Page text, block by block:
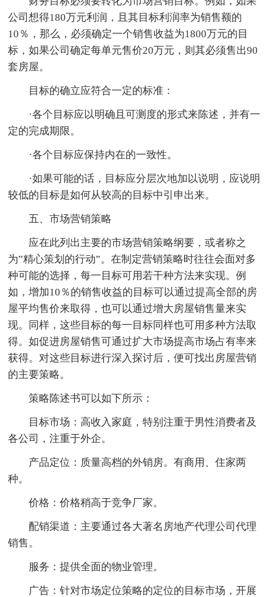
公司想得180万元利润，且其目标利润率为销售额的
10％，那么，必须确定一个销售收益为1800万元的目
标，如果公司确定每单元售价20万元，则其必须售出90
套房屋。
目标的确立应符合一定的标准：
·各个目标应以明确且可测度的形式来陈述，并有一
定的完成期限。
·各个目标应保持内在的一致性。
·如果可能的话，目标应分层次地加以说明，应说明
较低的目标是如何从较高的目标中引申出来。
五、市场营销策略
应在此列出主要的市场营销策略纲要，或者称之
为”精心策划的行动”。在制定营销策略时往往会面对多
种可能的选择，每一目标可用若干种方法来实现。例
如，增加10％的销售收益的目标可以通过提高全部的房
屋平均售价来取得，也可以通过增大房屋销售量来实
现。同样，这些目标的每一目标同样也可用多种方法取
得。如促进房屋销售可通过扩大市场提高市场占有率来
获得。对这些目标进行深入探讨后，便可找出房屋营销
的主要策略。
策略陈述书可以如下所示：
目标市场：高收入家庭，特别注重于男性消费者及
各公司，注重于外企。
产品定位：质量高档的外销房。有商用、住家两
种。
价格：价格稍高于竞争厂家。
配销渠道：主要通过各大著名房地产代理公司代理
销售。
服务：提供全面的物业管理。
广告：针对市场定位策略的定位的目标市场，开展